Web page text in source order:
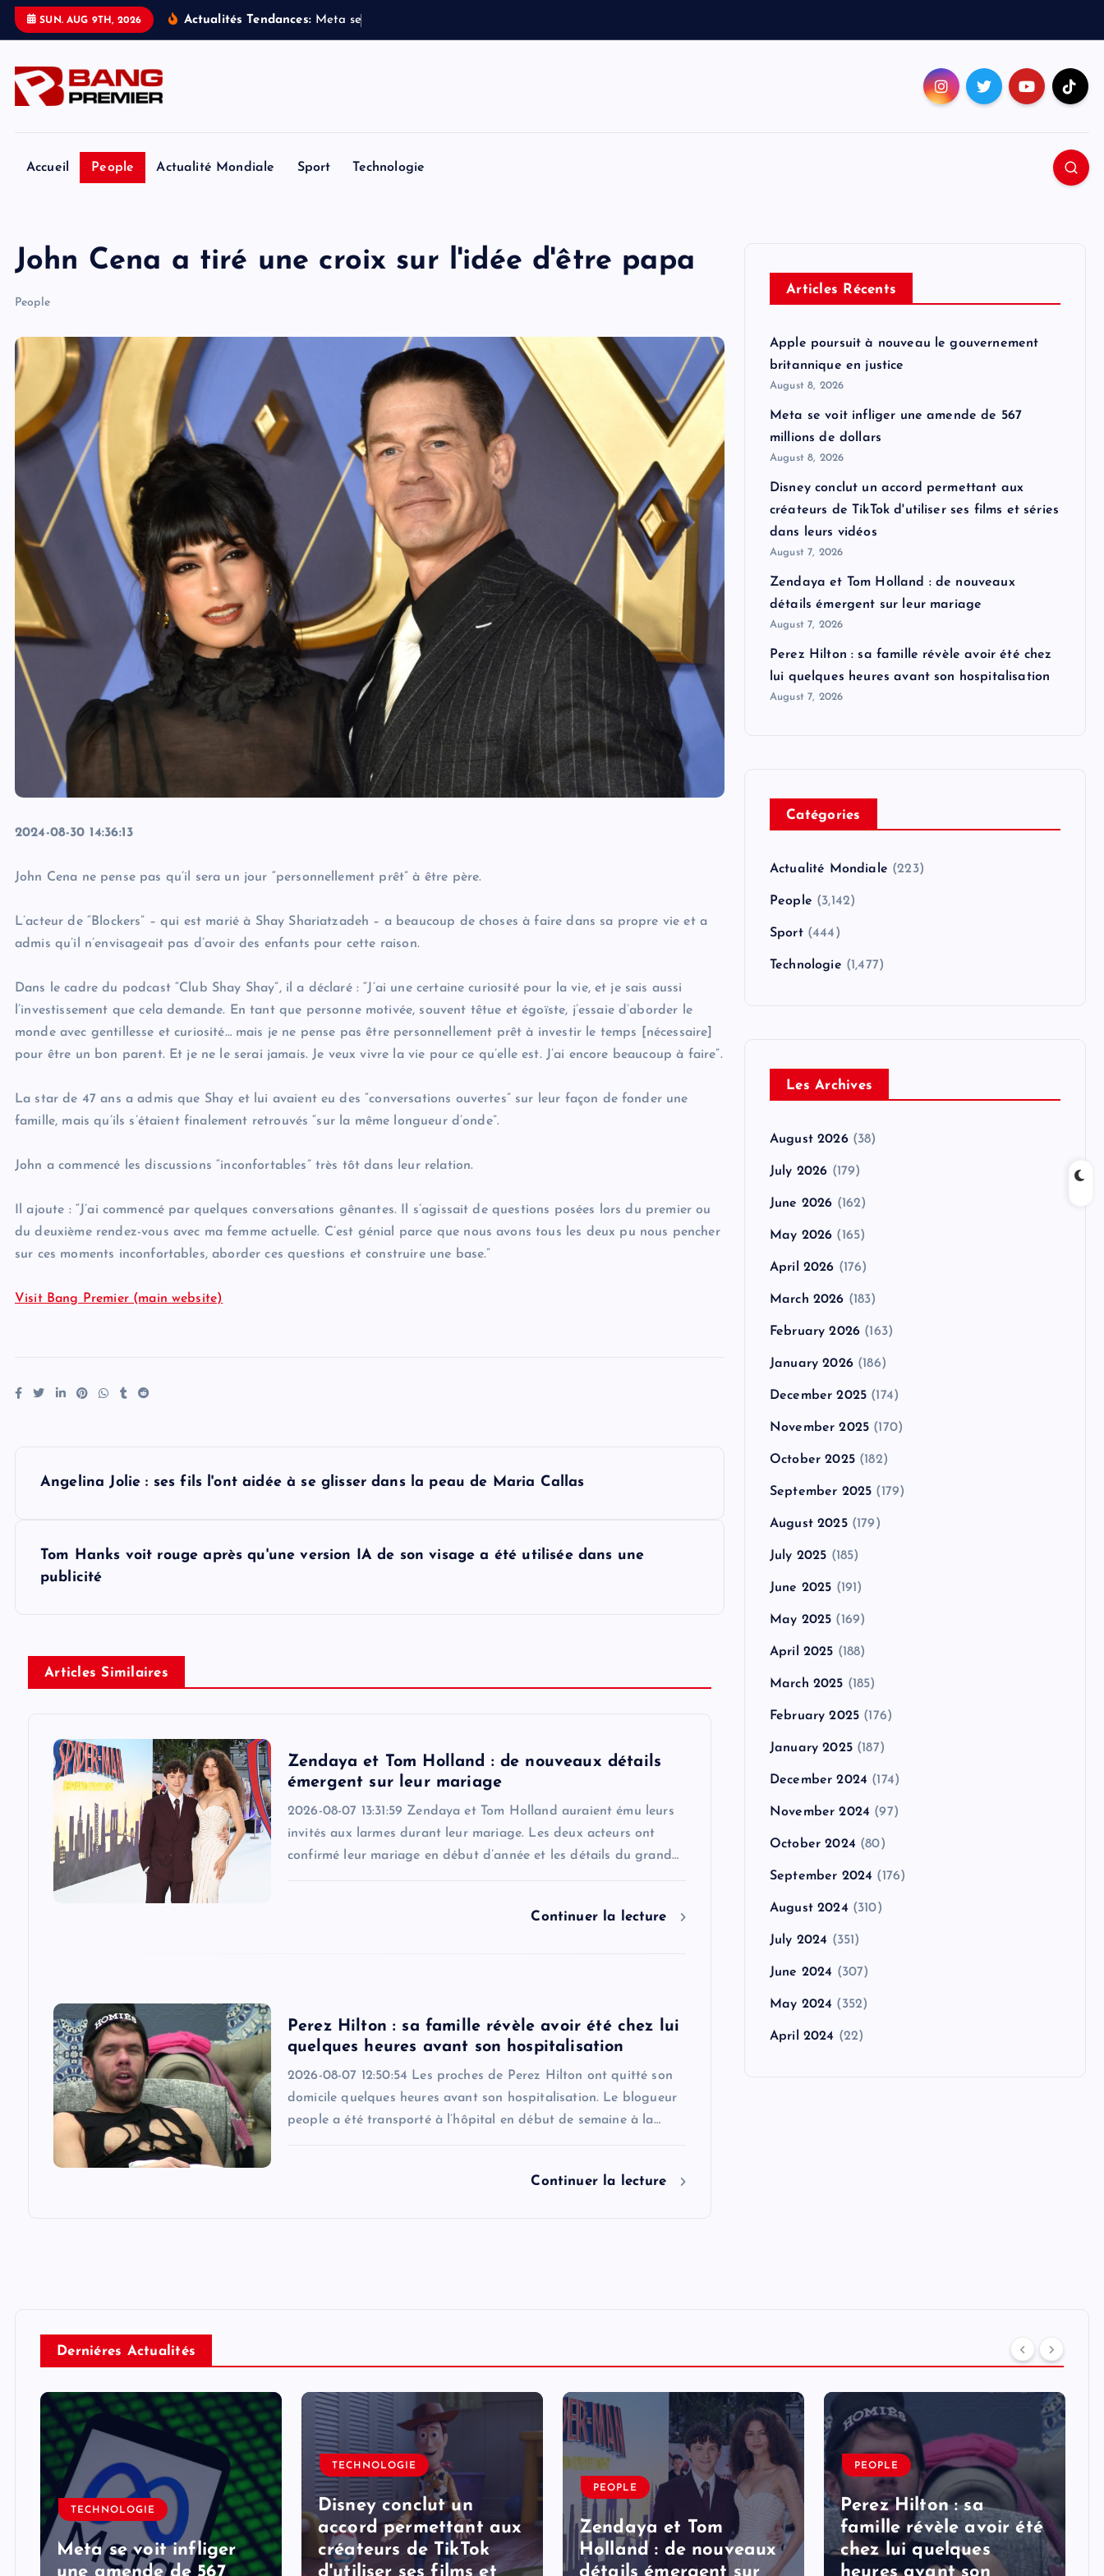
SUN. AUG 9TH, 2026 Actualités Tendances: Meta se
Accueil People Actualité Mondiale Sport Technologie
John Cena a tiré une croix sur l'idée d'être papa
People
2024-08-30 14:36:13
John Cena ne pense pas qu’il sera un jour “personnellement prêt” à être père.
L’acteur de “Blockers” – qui est marié à Shay Shariatzadeh – a beaucoup de choses à faire dans sa propre vie et a
admis qu’il n’envisageait pas d’avoir des enfants pour cette raison.
Dans le cadre du podcast “Club Shay Shay”, il a déclaré : “J’ai une certaine curiosité pour la vie, et je sais aussi
l’investissement que cela demande. En tant que personne motivée, souvent têtue et égoïste, j’essaie d’aborder le
monde avec gentillesse et curiosité… mais je ne pense pas être personnellement prêt à investir le temps [nécessaire]
pour être un bon parent. Et je ne le serai jamais. Je veux vivre la vie pour ce qu’elle est. J’ai encore beaucoup à faire”.
La star de 47 ans a admis que Shay et lui avaient eu des “conversations ouvertes” sur leur façon de fonder une
famille, mais qu’ils s’étaient finalement retrouvés “sur la même longueur d’onde”.
John a commencé les discussions “inconfortables” très tôt dans leur relation.
Il ajoute : “J’ai commencé par quelques conversations gênantes. Il s’agissait de questions posées lors du premier ou
du deuxième rendez-vous avec ma femme actuelle. C’est génial parce que nous avons tous les deux pu nous pencher
sur ces moments inconfortables, aborder ces questions et construire une base.”
Visit Bang Premier (main website)
n
a
Angelina Jolie : ses fils l'ont aidée à se glisser dans la peau de Maria Callas
Tom Hanks voit rouge après qu'une version IA de son visage a été utilisée dans une
publicité
Articles Similaires
Zendaya et Tom Holland : de nouveaux détails
émergent sur leur mariage
2026-08-07 13:31:59 Zendaya et Tom Holland auraient ému leurs
invités aux larmes durant leur mariage. Les deux acteurs ont
confirmé leur mariage en début d’année et les détails du grand…
Continuer la lecture
Perez Hilton : sa famille révèle avoir été chez lui
quelques heures avant son hospitalisation
2026-08-07 12:50:54 Les proches de Perez Hilton ont quitté son
domicile quelques heures avant son hospitalisation. Le blogueur
people a été transporté à l’hôpital en début de semaine à la…
Continuer la lecture
Articles Récents
Apple poursuit à nouveau le gouvernement
britannique en justice
August 8, 2026
Meta se voit infliger une amende de 567
millions de dollars
August 8, 2026
Disney conclut un accord permettant aux
créateurs de TikTok d'utiliser ses films et séries
dans leurs vidéos
August 7, 2026
Zendaya et Tom Holland : de nouveaux
détails émergent sur leur mariage
August 7, 2026
Perez Hilton : sa famille révèle avoir été chez
lui quelques heures avant son hospitalisation
August 7, 2026
Catégories
Actualité Mondiale (223)
People (3,142)
Sport(444)
Technologie (1,477)
Les Archives
August 2026(38)
July 2026 (179)
June 2026 (162)
May 2026 (165)
April 2026 (176)
March 2026 (183)
February 2026 (163)
January 2026(186)
December 2025 (174)
November 2025 (170)
October 2025(182)
September 2025 (179)
August 2025(179)
July 2025 (185)
June 2025 (191)
May 2025 (169)
April 2025 (188)
March 2025 (185)
February 2025 (176)
January 2025(187)
December 2024 (174)
November 2024 (97)
October 2024 (80)
September 2024 (176)
August 2024 (310)
July 2024 (351)
June 2024 (307)
May 2024 (352)
April 2024 (22)
Derniéres Actualités
TECHNOLOGIE
Meta se voit infliger
une amende de 567
TECHNOLOGIE
Disney conclut un
accord permettant aux
créateurs de TikTok
d'utiliser ses films et
PEOPLE
Zendaya et Tom
Holland : de nouveaux
détails émergent sur
PEOPLE
Perez Hilton : sa
famille révèle avoir été
chez lui quelques
heures avant son